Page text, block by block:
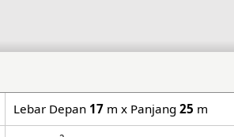
Lebar Depan 17m x Panjang 25 m